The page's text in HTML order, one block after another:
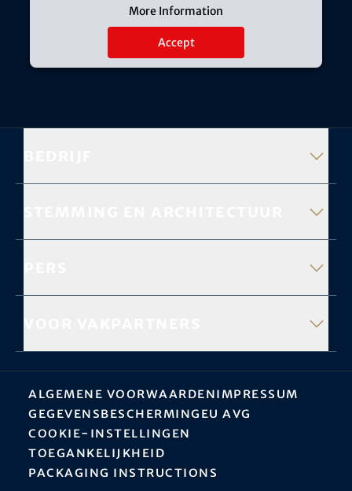
More Information
Accept
Algemene VoorwaardenImpressum
Gegevensbescherming EU AVG
Cookie-instellingen
Toegankelijkheid
Packaging instructions